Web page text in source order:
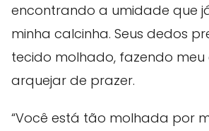
encontrando a umidade que
minha calcinha. Seus dedos
tecido molhado, fazendo
arquejar de prazer.
“Você está tão molhada por